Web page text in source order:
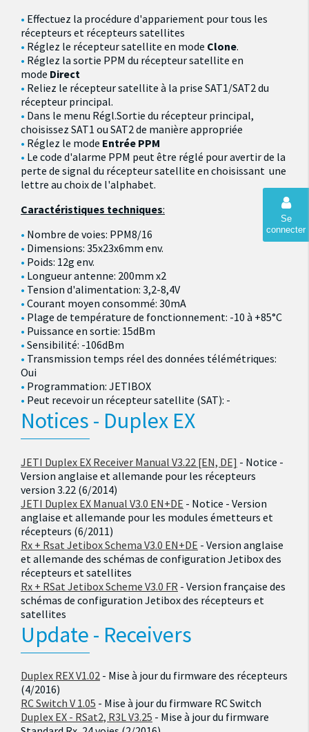
Se
connecter
Effectuez la procédure d'appariement pour tous les
récepteurs et récepteurs satellites
Réglez le récepteur satellite en mode Clone.
Réglez la sortie PPM du récepteur satellite en
mode Direct
Reliez le récepteur satellite à la prise SAT1/SAT2 du
récepteur principal.
Dans le menu Régl.Sortie du récepteur principal,
choisissez SAT1 ou SAT2 de manière appropriée
Réglez le mode Entrée PPM
Le code d'alarme PPM peut être réglé pour avertir de la
perte de signal du récepteur satellite en choisissant une
lettre au choix de l'alphabet.
Caractéristiques techniques:
Nombre de voies: PPM8/16
Dimensions: 35x23x6mm env.
Poids: 12g env.
Longueur antenne: 200mm x2
Tension d'alimentation: 3,2-8,4V
Courant moyen consommé: 30mA
Plage de température de fonctionnement: -10 à +85°C
Puissance en sortie: 15dBm
Sensibilité: -106dBm
Transmission temps réel des données télémétriques:
Oui
Programmation: JETIBOX
Peut recevoir un récepteur satellite (SAT): -
Notices - Duplex EX
JETI Duplex EX Receiver Manual V3.22 [EN, DE] - Notice -
Version anglaise et allemande pour les récepteurs
version 3.22 (6/2014)
JETI Duplex EX Manual V3.0 EN+DE - Notice - Version
anglaise et allemande pour les modules émetteurs et
récepteurs (6/2011)
Rx + Rsat Jetibox Schema V3.0 EN+DE - Version anglaise
et allemande des schémas de configuration Jetibox des
récepteurs et satellites
Rx + RSat Jetibox Scheme V3.0 FR - Version française des
schémas de configuration Jetibox des récepteurs et
satellites
Update - Receivers
Duplex REX V1.02 - Mise à jour du firmware des récepteurs
(4/2016)
RC Switch V 1.05 - Mise à jour du firmware RC Switch
Duplex EX - RSat2, R3L V3.25 - Mise à jour du firmware